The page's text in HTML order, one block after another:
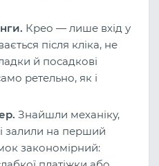
Крео — лише вхід у
після кліка, не
й посадкові
ретельно, як і
Знайшли механіку,
залили на перший
закономірний: